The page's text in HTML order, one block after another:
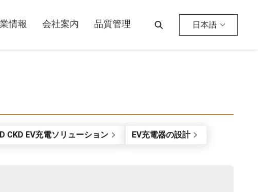
情報 会社案内 品質管理 日本語
CKD EV充電ソリューション EV充電器の設計